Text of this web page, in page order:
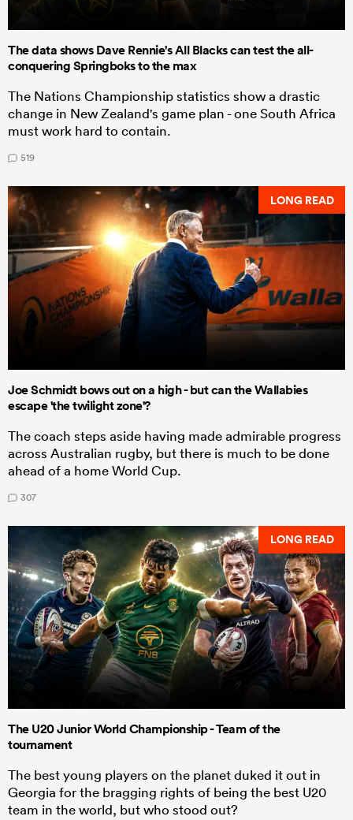
The data shows Dave Rennie's All Blacks can test the all-
conquering Springboks to the max
The Nations Championship statistics show a drastic
change in New Zealand's game plan - one South Africa
must work hard to contain.
519
LONG READ
Joe Schmidt bows out on a high - but can the Wallabies
escape 'the twilight zone'?
The coach steps aside having made admirable progress
across Australian rugby, but there is much to be done
ahead of a home World Cup.
307
LONG READ
The U20 Junior World Championship - Team of the
tournament
The best young players on the planet duked it out in
Georgia for the bragging rights of being the best U20
team in the world, but who stood out?